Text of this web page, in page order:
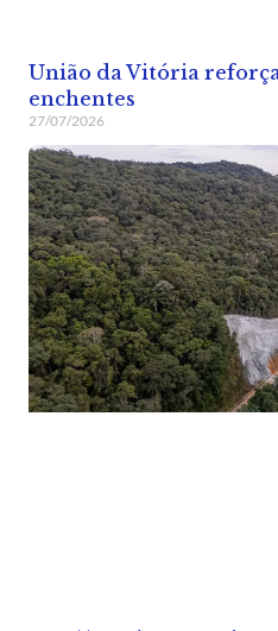
União da Vitória
enchentes
27/07/2026